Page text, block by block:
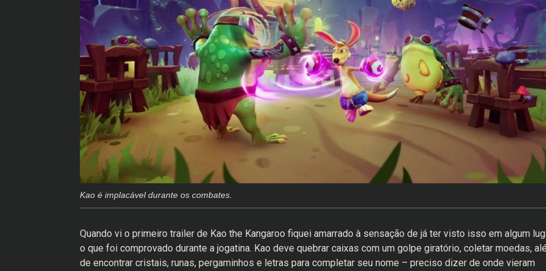
Kao é implacável durante os combates.
Quando vi o primeiro trailer de Kao the Kangaroo fiquei amarrado à sensação de já ter visto isso em algum
o que foi comprovado durante a jogatina. Kao deve quebrar caixas com um golpe giratório, coletar moedas,
de encontrar cristais, runas, pergaminhos e letras para completar seu nome – preciso dizer de onde vieram